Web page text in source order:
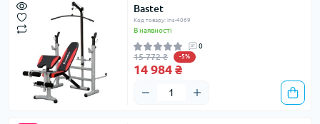
Bastet
Код товару: ins-4069
В наявності
0
15 772 ₴ -5%
14 984 ₴